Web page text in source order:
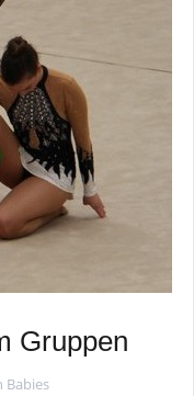
Gruppen
Babies